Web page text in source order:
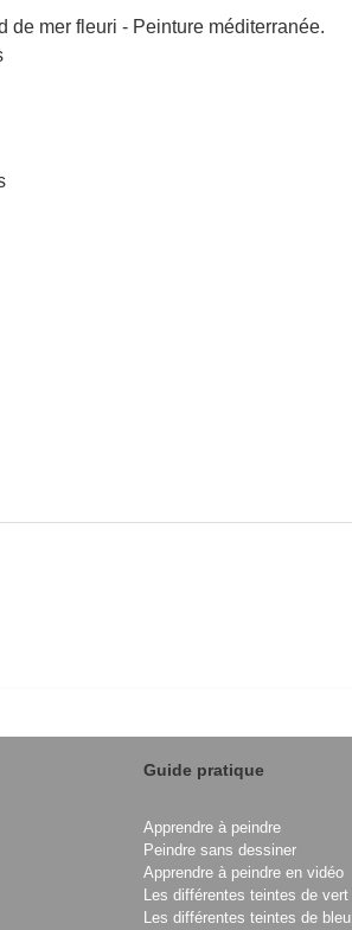
de mer fleuri - Peinture méditerranée.
Guide pratique
Apprendre à peindre
Peindre sans dessiner
Apprendre à peindre en vidéo
Les différentes teintes de vert
Les différentes teintes de bleu